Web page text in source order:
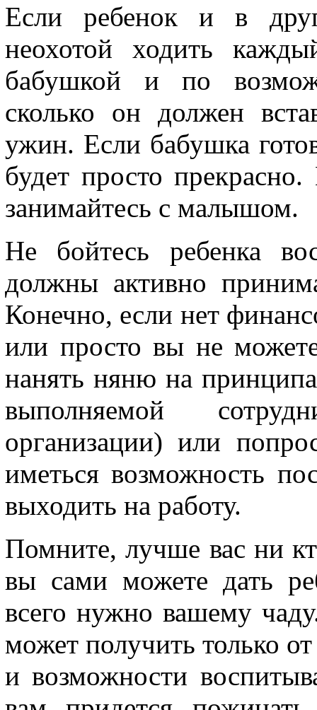
Если ребенок и в
неохотой ходить
бабушкой и по
сколько он должен
ужин. Если бабушка
будет просто
занимайтесь с малышом.
Не бойтесь ребенка
должны активно
Конечно, если нет
или просто вы не
нанять няню на
выполняемой
организации) или
иметься возможность
выходить на работу.
Помните, лучше вас ни
вы сами можете дать
всего нужно вашему
может получить только
и возможности